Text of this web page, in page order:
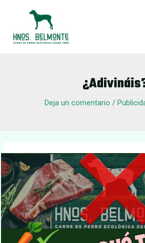
Deja un comentario /